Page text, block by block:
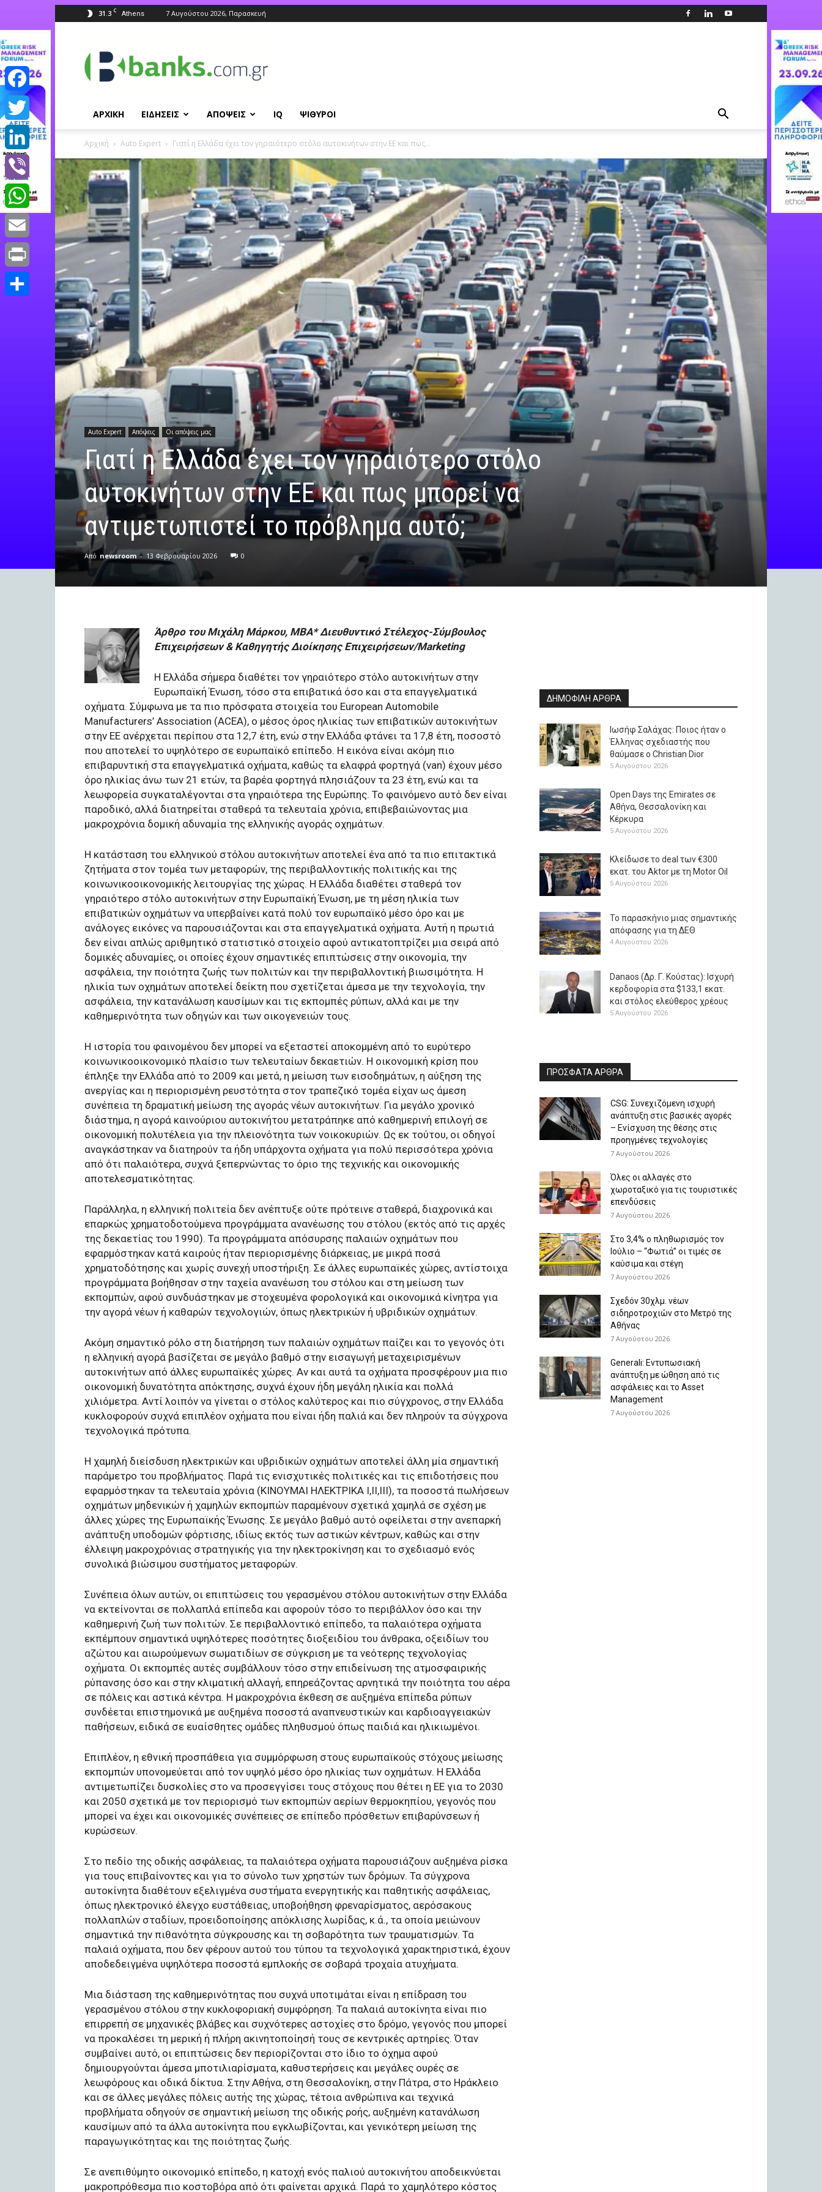
31.3 C Athens 7 Αυγούστου 2026, Παρασκευή
ΑΡΧΙΚΗ ΕΙΔΗΣΕΙΣ ΑΠΟΨΕΙΣ IQ ΨΙΘΥΡΟΙ
Αρχική Auto Expert Γιατί η Ελλάδα έχει τον γηραιότερο στόλο αυτοκινήτων στην ΕΕ και πως...
Auto Expert Απόψεις Οι απόψεις μας
Γιατί η Ελλάδα έχει τον γηραιότερο στόλο
αυτοκινήτων στην ΕΕ και πως μπορεί να
αντιμετωπιστεί το πρόβλημα αυτό;
Από newsroom - 13 Φεβρουαρίου 2026 0
Άρθρο του Μιχάλη Μάρκου, MBA* Διευθυντικό Στέλεχος-Σύμβουλος
Επιχειρήσεων& Καθηγητής Διοίκησης Επιχειρήσεων/Marketing
Η Ελλάδα σήμερα διαθέτει τον γηραιότερο στόλο αυτοκινήτων στην
Ευρωπαϊκή Ένωση, τόσο στα επιβατικά όσο και στα επαγγελματικά
οχήματα. Σύμφωνα με τα πιο πρόσφατα στοιχεία του European Automobile
Manufacturers’ Association (ACEA), ο μέσος όρος ηλικίας των επιβατικών αυτοκινήτων
στην ΕΕ ανέρχεται περίπου στα 12,7 έτη, ενώ στην Ελλάδα φτάνει τα 17,8 έτη, ποσοστό
που αποτελεί το υψηλότερο σε ευρωπαϊκό επίπεδο. Η εικόνα είναι ακόμη πιο
επιβαρυντική στα επαγγελματικά οχήματα, καθώς τα ελαφρά φορτηγά (van) έχουν μέσο
όρο ηλικίας άνω των 21 ετών, τα βαρέα φορτηγά πλησιάζουν τα 23 έτη, ενώ και τα
λεωφορεία συγκαταλέγονται στα γηραιότερα της Ευρώπης. Το φαινόμενο αυτό δεν είναι
παροδικό, αλλά διατηρείται σταθερά τα τελευταία χρόνια, επιβεβαιώνοντας μια
μακροχρόνια δομική αδυναμία της ελληνικής αγοράς οχημάτων.
Η κατάσταση του ελληνικού στόλου αυτοκινήτων αποτελεί ένα από τα πιο επιτακτικά
ζητήματα στον τομέα των μεταφορών, της περιβαλλοντικής πολιτικής και της
κοινωνικοοικονομικής λειτουργίας της χώρας. Η Ελλάδα διαθέτει σταθερά τον
γηραιότερο στόλο αυτοκινήτων στην Ευρωπαϊκή Ένωση, με τη μέση ηλικία των
επιβατικών οχημάτων να υπερβαίνει κατά πολύ τον ευρωπαϊκό μέσο όρο και με
ανάλογες εικόνες να παρουσιάζονται και στα επαγγελματικά οχήματα. Αυτή η πρωτιά
δεν είναι απλώς αριθμητικό στατιστικό στοιχείο αφού αντικατοπτρίζει μια σειρά από
δομικές αδυναμίες, οι οποίες έχουν σημαντικές επιπτώσεις στην οικονομία, την
ασφάλεια, την ποιότητα ζωής των πολιτών και την περιβαλλοντική βιωσιμότητα. Η
ηλικία των οχημάτων αποτελεί δείκτη που σχετίζεται άμεσα με την τεχνολογία, την
ασφάλεια, την κατανάλωση καυσίμων και τις εκπομπές ρύπων, αλλά και με την
καθημερινότητα των οδηγών και των οικογενειών τους.
Η ιστορία του φαινομένου δεν μπορεί να εξεταστεί αποκομμένη από το ευρύτερο
κοινωνικοοικονομικό πλαίσιο των τελευταίων δεκαετιών. Η οικονομική κρίση που
έπληξε την Ελλάδα από το 2009 και μετά, η μείωση των εισοδημάτων, η αύξηση της
ανεργίας και η περιορισμένη ρευστότητα στον τραπεζικό τομέα είχαν ως άμεση
συνέπεια τη δραματική μείωση της αγοράς νέων αυτοκινήτων. Για μεγάλο χρονικό
διάστημα, η αγορά καινούριου αυτοκινήτου μετατράπηκε από καθημερινή επιλογή σε
οικονομική πολυτέλεια για την πλειονότητα των νοικοκυριών. Ως εκ τούτου, οι οδηγοί
αναγκάστηκαν να διατηρούν τα ήδη υπάρχοντα οχήματα για πολύ περισσότερα χρόνια
από ότι παλαιότερα, συχνά ξεπερνώντας το όριο της τεχνικής και οικονομικής
αποτελεσματικότητας.
Παράλληλα, η ελληνική πολιτεία δεν ανέπτυξε ούτε πρότεινε σταθερά, διαχρονικά και
επαρκώς χρηματοδοτούμενα προγράμματα ανανέωσης του στόλου (εκτός από τις αρχές
της δεκαετίας του 1990). Τα προγράμματα απόσυρσης παλαιών οχημάτων που
εφαρμόστηκαν κατά καιρούς ήταν περιορισμένης διάρκειας, με μικρά ποσά
χρηματοδότησης και χωρίς συνεχή υποστήριξη. Σε άλλες ευρωπαϊκές χώρες, αντίστοιχα
προγράμματα βοήθησαν στην ταχεία ανανέωση του στόλου και στη μείωση των
εκπομπών, αφού συνδυάστηκαν με στοχευμένα φορολογικά και οικονομικά κίνητρα για
την αγορά νέων ή καθαρών τεχνολογιών, όπως ηλεκτρικών ή υβριδικών οχημάτων.
Ακόμη σημαντικό ρόλο στη διατήρηση των παλαιών οχημάτων παίζει και το γεγονός ότι
η ελληνική αγορά βασίζεται σε μεγάλο βαθμό στην εισαγωγή μεταχειρισμένων
αυτοκινήτων από άλλες ευρωπαϊκές χώρες. Αν και αυτά τα οχήματα προσφέρουν μια πιο
οικονομική δυνατότητα απόκτησης, συχνά έχουν ήδη μεγάλη ηλικία και πολλά
χιλιόμετρα. Αντί λοιπόν να γίνεται ο στόλος καλύτερος και πιο σύγχρονος, στην Ελλάδα
κυκλοφορούν συχνά επιπλέον οχήματα που είναι ήδη παλιά και δεν πληρούν τα σύγχρονα
τεχνολογικά πρότυπα.
Η χαμηλή διείσδυση ηλεκτρικών και υβριδικών οχημάτων αποτελεί άλλη μία σημαντική
παράμετρο του προβλήματος. Παρά τις ενισχυτικές πολιτικές και τις επιδοτήσεις που
εφαρμόστηκαν τα τελευταία χρόνια (ΚΙΝΟΥΜΑΙ ΗΛΕΚΤΡΙΚΑ Ι,ΙΙ,ΙΙΙ), τα ποσοστά πωλήσεων
οχημάτων μηδενικών ή χαμηλών εκπομπών παραμένουν σχετικά χαμηλά σε σχέση με
άλλες χώρες της Ευρωπαϊκής Ένωσης. Σε μεγάλο βαθμό αυτό οφείλεται στην ανεπαρκή
ανάπτυξη υποδομών φόρτισης, ιδίως εκτός των αστικών κέντρων, καθώς και στην
έλλειψη μακροχρόνιας στρατηγικής για την ηλεκτροκίνηση και το σχεδιασμό ενός
συνολικά βιώσιμου συστήματος μεταφορών.
Συνέπεια όλων αυτών, οι επιπτώσεις του γερασμένου στόλου αυτοκινήτων στην Ελλάδα
να εκτείνονται σε πολλαπλά επίπεδα και αφορούν τόσο το περιβάλλον όσο και την
καθημερινή ζωή των πολιτών. Σε περιβαλλοντικό επίπεδο, τα παλαιότερα οχήματα
εκπέμπουν σημαντικά υψηλότερες ποσότητες διοξειδίου του άνθρακα, οξειδίων του
αζώτου και αιωρούμενων σωματιδίων σε σύγκριση με τα νεότερης τεχνολογίας
οχήματα. Οι εκπομπές αυτές συμβάλλουν τόσο στην επιδείνωση της ατμοσφαιρικής
ρύπανσης όσο και στην κλιματική αλλαγή, επηρεάζοντας αρνητικά την ποιότητα του αέρα
σε πόλεις και αστικά κέντρα. Η μακροχρόνια έκθεση σε αυξημένα επίπεδα ρύπων
συνδέεται επιστημονικά με αυξημένα ποσοστά αναπνευστικών και καρδιοαγγειακών
παθήσεων, ειδικά σε ευαίσθητες ομάδες πληθυσμού όπως παιδιά και ηλικιωμένοι.
Επιπλέον, η εθνική προσπάθεια για συμμόρφωση στους ευρωπαϊκούς στόχους μείωσης
εκπομπών υπονομεύεται από τον υψηλό μέσο όρο ηλικίας των οχημάτων. Η Ελλάδα
αντιμετωπίζει δυσκολίες στο να προσεγγίσει τους στόχους που θέτει η ΕΕ για το 2030
και 2050 σχετικά με τον περιορισμό των εκπομπών αερίων θερμοκηπίου, γεγονός που
μπορεί να έχει και οικονομικές συνέπειες σε επίπεδο πρόσθετων επιβαρύνσεων ή
κυρώσεων.
Στο πεδίο της οδικής ασφάλειας, τα παλαιότερα οχήματα παρουσιάζουν αυξημένα ρίσκα
για τους επιβαίνοντες και για το σύνολο των χρηστών των δρόμων. Τα σύγχρονα
αυτοκίνητα διαθέτουν εξελιγμένα συστήματα ενεργητικής και παθητικής ασφάλειας,
όπως ηλεκτρονικό έλεγχο ευστάθειας, υποβοήθηση φρεναρίσματος, αερόσακους
πολλαπλών σταδίων, προειδοποίησης απόκλισης λωρίδας, κ.ά., τα οποία μειώνουν
σημαντικά την πιθανότητα σύγκρουσης και τη σοβαρότητα των τραυματισμών. Τα
παλαιά οχήματα, που δεν φέρουν αυτού του τύπου τα τεχνολογικά χαρακτηριστικά, έχουν
αποδεδειγμένα υψηλότερα ποσοστά εμπλοκής σε σοβαρά τροχαία ατυχήματα.
Μια διάσταση της καθημερινότητας που συχνά υποτιμάται είναι η επίδραση του
γερασμένου στόλου στην κυκλοφοριακή συμφόρηση. Τα παλαιά αυτοκίνητα είναι πιο
επιρρεπή σε μηχανικές βλάβες και συχνότερες αστοχίες στο δρόμο, γεγονός που μπορεί
να προκαλέσει τη μερική ή πλήρη ακινητοποίησή τους σε κεντρικές αρτηρίες. Όταν
συμβαίνει αυτό, οι επιπτώσεις δεν περιορίζονται στο ίδιο το όχημα αφού
δημιουργούνται άμεσα μποτιλιαρίσματα, καθυστερήσεις και μεγάλες ουρές σε
λεωφόρους και οδικά δίκτυα. Στην Αθήνα, στη Θεσσαλονίκη, στην Πάτρα, στο Ηράκλειο
και σε άλλες μεγάλες πόλεις αυτής της χώρας, τέτοια ανθρώπινα και τεχνικά
προβλήματα οδηγούν σε σημαντική μείωση της οδικής ροής, αυξημένη κατανάλωση
καυσίμων από τα άλλα αυτοκίνητα που εγκλωβίζονται, και γενικότερη μείωση της
παραγωγικότητας και της ποιότητας ζωής.
Σε ανεπιθύμητο οικονομικό επίπεδο, η κατοχή ενός παλιού αυτοκινήτου αποδεικνύεται
μακροπρόθεσμα πιο κοστοβόρα από ότι φαίνεται αρχικά. Παρά το χαμηλότερο κόστος
ΔΗΜΟΦΙΛΗ ΑΡΘΡΑ
Ιωσήφ Σαλάχας: Ποιος ήταν ο
Έλληνας σχεδιαστής που
θαύμασε ο Christian Dior
5 Αυγούστου 2026
Open Days της Emirates σε
Αθήνα, Θεσσαλονίκη και
Κέρκυρα
5 Αυγούστου 2026
Κλείδωσε το deal των €300
εκατ. του Aktor με τη Μotor Oil
5 Αυγούστου 2026
Το παρασκήνιο μιας σημαντικής
απόφασης για τη ΔΕΘ
4 Αυγούστου 2026
Danaos (Δρ. Γ. Κούστας): Ισχυρή
κερδοφορία στα $133,1 εκατ.
και στόλος ελεύθερος χρέους
5 Αυγούστου 2026
ΠΡΟΣΦΑΤΑ ΑΡΘΡΑ
CSG: Συνεχιζόμενη ισχυρή
ανάπτυξη στις βασικές αγορές
– Ενίσχυση της θέσης στις
προηγμένες τεχνολογίες
7 Αυγούστου 2026
Όλες οι αλλαγές στο
χωροταξικό για τις τουριστικές
επενδύσεις
7 Αυγούστου 2026
Στο 3,4% ο πληθωρισμός τον
Ιούλιο – “Φωτιά” οι τιμές σε
καύσιμα και στέγη
7 Αυγούστου 2026
Σχεδόν 30χλμ. νέων
σιδηροτροχιών στο Μετρό της
Αθήνας
7 Αυγούστου 2026
Generali: Eντυπωσιακή
ανάπτυξη με ώθηση από τις
ασφάλειες και το Asset
Management
7 Αυγούστου 2026
Facebook
Twitter
LinkedIn
Viber
WhatsApp
Email
Print
Μοιραστείτε